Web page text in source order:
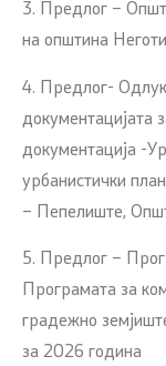
3. Предлог –
на општина
4. Предлог-
документацијата
документација -
урбанистички
– Пепелиште,
5. Предлог –
Програмата за
градежно
за 2026 година